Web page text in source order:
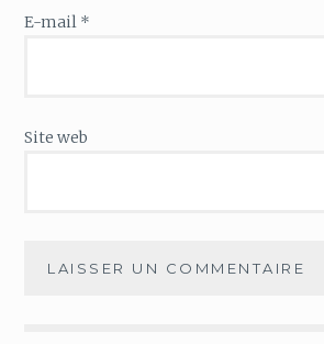
E-mail *
Site web